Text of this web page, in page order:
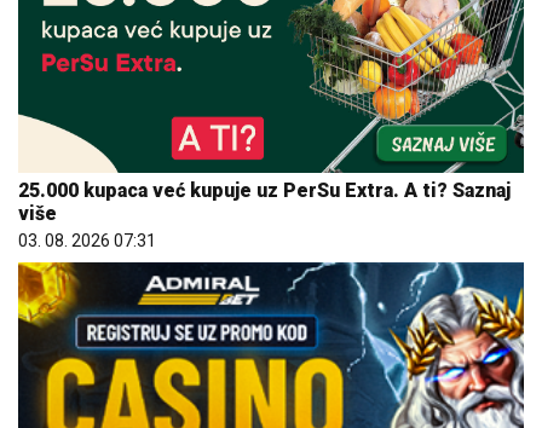
25.000 kupaca već kupuje uz PerSu Extra. A ti? Saznaj
više
03. 08. 2026 07:31